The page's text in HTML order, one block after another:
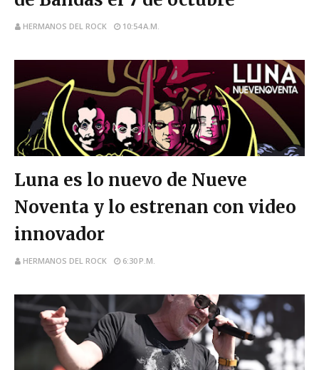
HERMANOS DEL ROCK 10:54 A.M.
Luna es lo nuevo de Nueve
Noventa y lo estrenan con video
innovador
HERMANOS DEL ROCK 6:30 P.M.